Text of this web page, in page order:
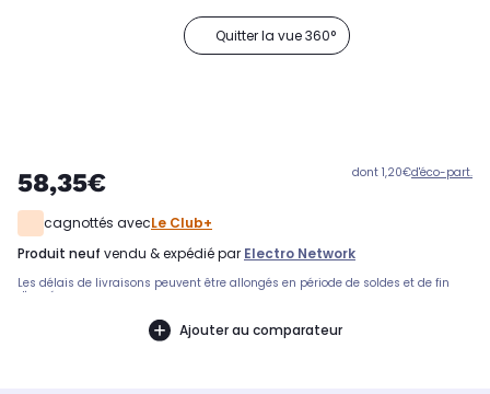
Quitter la vue 360°
58,35€ dont 1,20€d'éco-part.
cagnottés avecLe Club+
produit neuf vendu & expédié par Electro Network
Les délais de livraisons peuvent être allongés en période de soldes et de fin
d'année.
Ajouter au comparateur